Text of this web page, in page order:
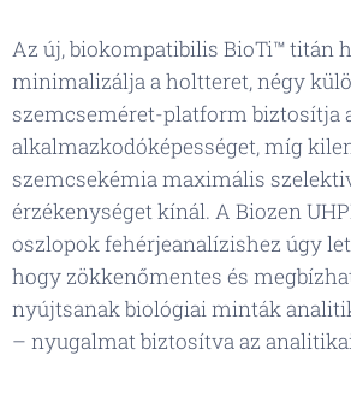
Az új, biokompatibilis BioTi™ titán
minimalizálja a holtteret, négy
szemcseméret-platform biztosítja
alkalmazkodóképességet, míg
szemcsekémia maximális
érzékenységet kínál. A Biozen
oszlopok fehérjeanalízishez úgy
hogy zökkenőmentes és
nyújtsanak biológiai minták
– nyugalmat biztosítva az